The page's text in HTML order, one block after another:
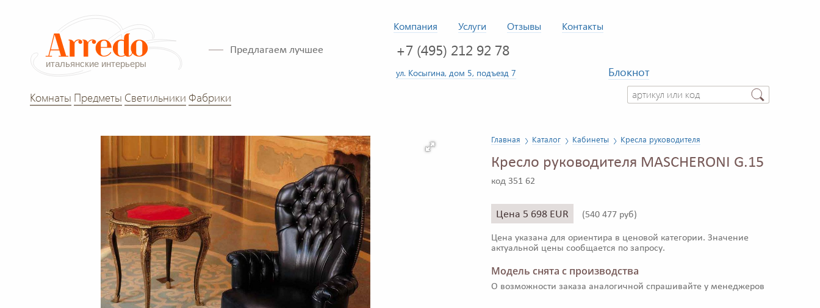
Компания Услуги Отзывы Контакты
Предлагаем лучшее +7 (495) 212 92 78
ул. Косыгина, дом 5, подъезд 7
Блокнот
Комнаты Предметы Светильники Фабрики
Главная Каталог Кабинеты Кресла руководителя
Кресло руководителя MASCHERONI G.15
код 351 62
Цена 5 698 EUR (540 477 руб)
Цена указана для ориентира в ценовой категории. Значение
актуальной цены сообщается по запросу.
Модель снята с производства
О возможности заказа аналогичной спрашивайте у менеджеров